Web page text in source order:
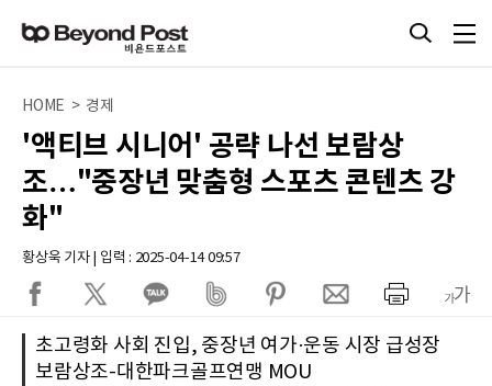
HOME > 경제
'액티브 시니어' 공략 나선 보람상
조…"중장년 맞춤형 스포츠 콘텐츠 강
화"
황상욱 기자 | 입력 : 2025-04-14 09:57
초고령화 사회 진입, 중장년 여가·운동 시장 급성장
보람상조-대한파크골프연맹 MOU